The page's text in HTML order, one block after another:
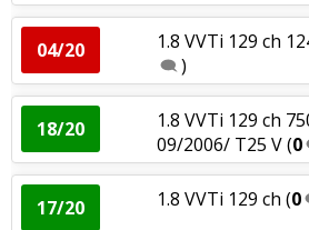
04/20 1.8 VVTi 129 ch
)
18/20
1.8 VVTi 129 ch
09/2006/ T25 V(0
17/20 1.8 VVTi 129 ch (0